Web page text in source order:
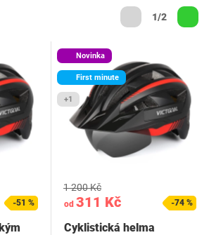
1/2
-51 %
Novinka
First minute
+1
od 311 Kč
1 200 Kč
-74 %
Cyklistická helma